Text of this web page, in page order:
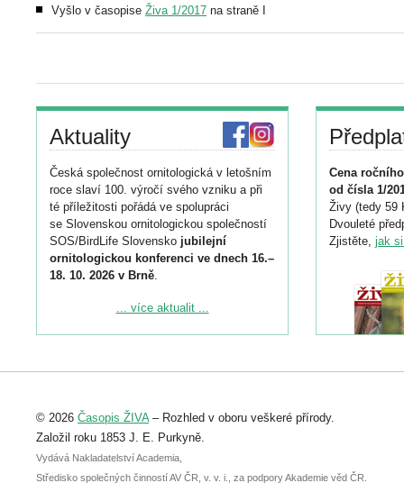
Vyšlo v časopise Živa 1/2017 na straně I
Aktuality
Česká společnost ornitologická v letošním
roce slaví 100. výročí svého vzniku a při
té příležitosti pořádá ve spolupráci
se Slovenskou ornitologickou společností
SOS/BirdLife Slovensko jubilejní
ornitologickou konferenci ve dnech 16.–
18. 10. 2026 v Brně.
Podrobnější informace ke konferenci
Registrovat se můžete do 6. září.
abstraktu přihlášené přednášky nebo
posteru je už 30. června.
... více aktualit ...
Cena
od čísla 1/
Živy (tedy 59
Dvouleté
Zjistěte, jak
© 2026 Časopis ŽIVA– Rozhled v oboru veškeré přírody.
Založil roku 1853 J. E. Purkyně.
Vydává Nakladatelství Academia,
Středisko společných činností AV ČR, v. v. i., za podpory Akademie věd ČR.